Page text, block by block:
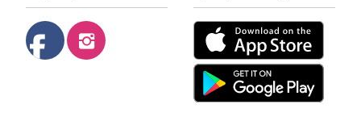
facebook instagram